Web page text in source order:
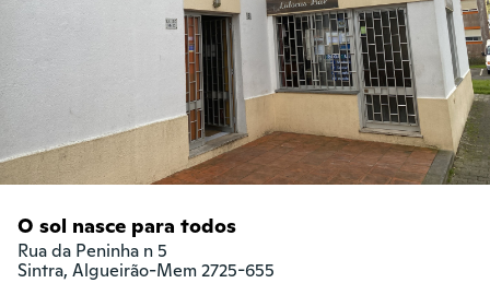
O sol nasce para todos
Rua da Peninha n 5
Sintra, Algueirão-Mem 2725-655